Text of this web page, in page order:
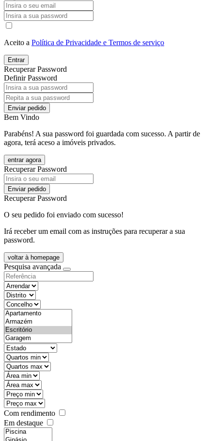
Aceito a Política de Privacidade e Termos de serviço
Entrar
Recuperar Password
Definir Password
Enviar pedido
Bem Vindo
Parabéns! A sua password foi guardada com sucesso. A partir de
agora, terá aceso a imóveis privados.
entrar agora
Recuperar Password
Enviar pedido
Recuperar Password
O seu pedido foi enviado com sucesso!
Irá receber um email com as instruções para recuperar a sua
password.
voltar à homepage
Pesquisa avançada
objective
districtId
countyId
types
state
mintypo
maxtypo
minarea
maxarea
minprice
maxprice
Com rendimento
Em destaque
features